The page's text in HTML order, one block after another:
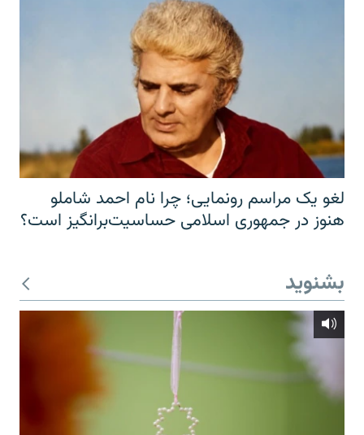
لغو یک مراسم رونمایی؛ چرا نام احمد شاملو
هنوز در جمهوری اسلامی حساسیت‌برانگیز است؟
بشنوید